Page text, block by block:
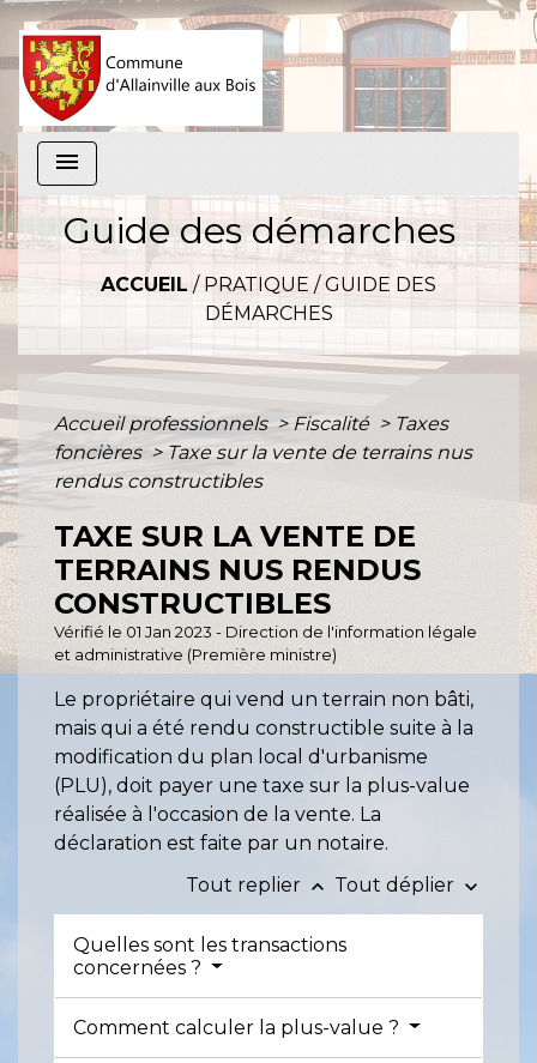
menu
Guide des démarches
ACCUEIL / PRATIQUE /GUIDE DES
DÉMARCHES
Accueil professionnels> Fiscalité > Taxes
foncières > Taxe sur la vente de terrains nus
rendus constructibles
TAXE SUR LA VENTE DE
TERRAINS NUS RENDUS
CONSTRUCTIBLES
Vérifié le 01 Jan 2023 - Direction de l'information légale
et administrative (Première ministre)
Le propriétaire qui vend un terrain non bâti,
mais qui a été rendu constructible suite à la
modification du plan local d'urbanisme
(PLU), doit payer une taxe sur la plus-value
réalisée à l'occasion de la vente. La
déclaration est faite par un notaire.
Tout replier keyboard_arrow_up Tout déplier keyboard_arrow_down
Quelles sont les transactions
concernées ?
Comment calculer la plus-value ?